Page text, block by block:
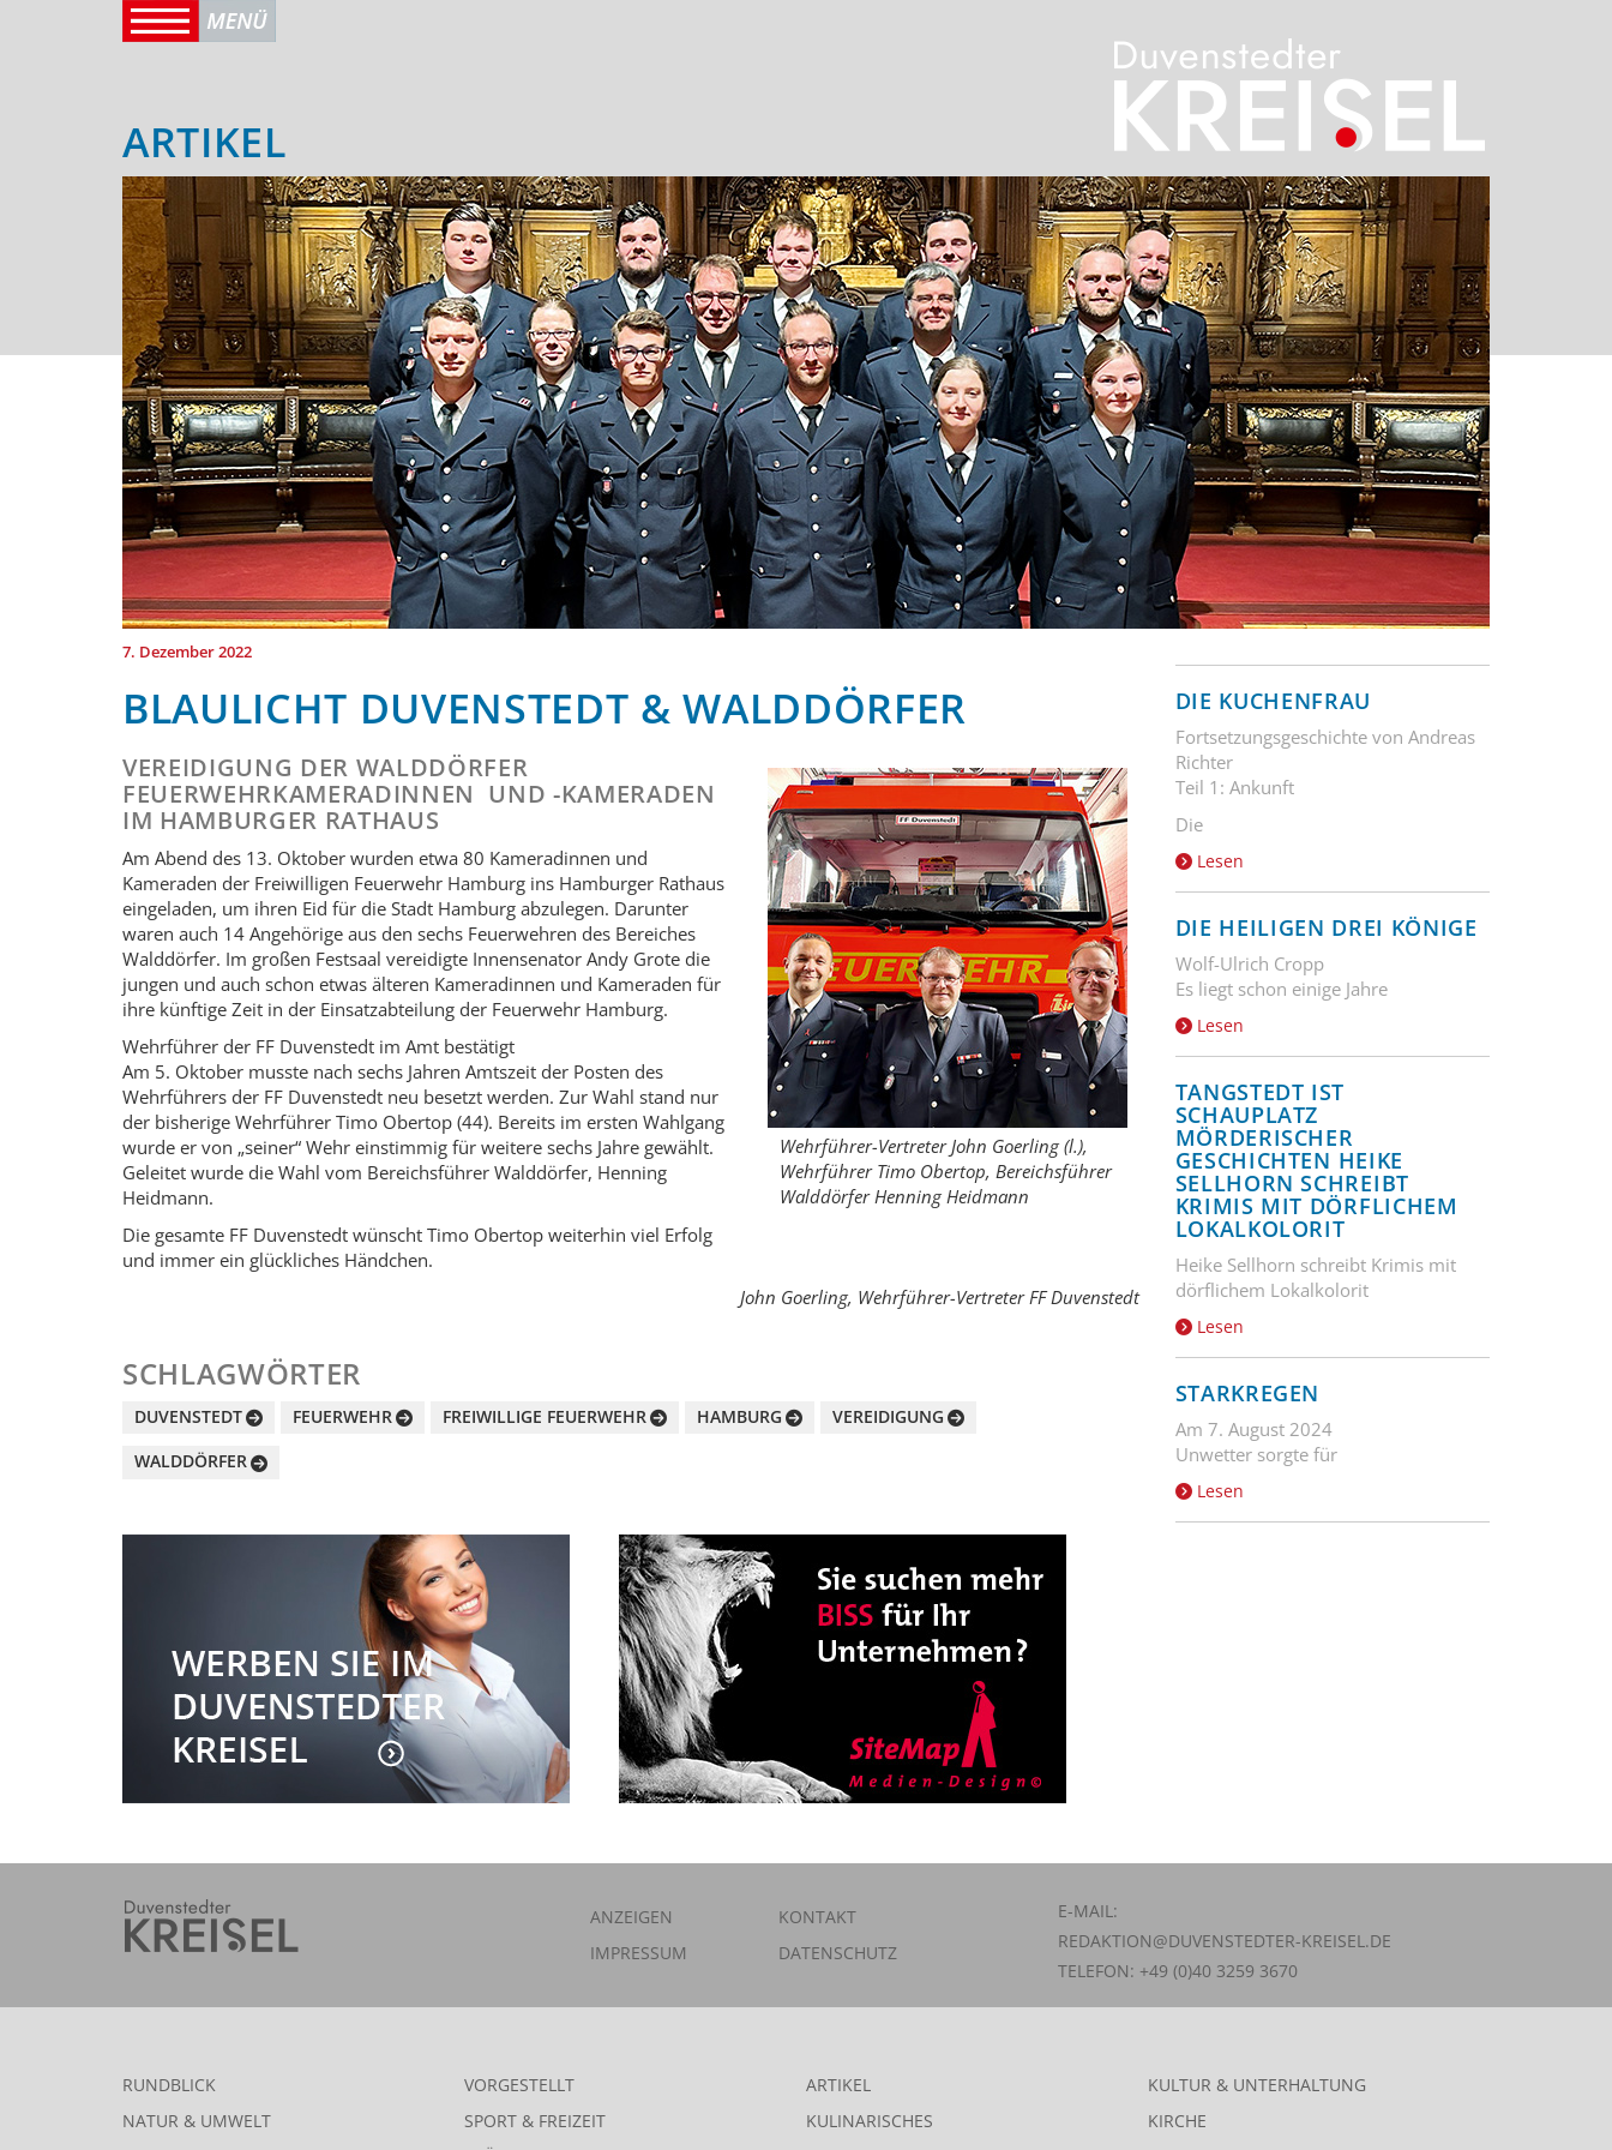
ARTIKEL
7. Dezember 2022
BLAULICHT DUVENSTEDT & WALDDÖRFER
Wehrführer-Vertreter John Goerling (l.),
Wehrführer Timo Obertop, Bereichsführer
Walddörfer Henning Heidmann
VEREIDIGUNG DER WALDDÖRFER
FEUERWEHRKAMERADINNEN UND -KAMERADEN
IM HAMBURGER RATHAUS
Am Abend des 13. Oktober wurden etwa 80 Kameradinnen und
Kameraden der Freiwilligen Feuerwehr Hamburg ins Hamburger Rathaus
eingeladen, um ihren Eid für die Stadt Hamburg abzulegen. Darunter
waren auch 14 Angehörige aus den sechs Feuerwehren des Bereiches
Walddörfer. Im großen Festsaal vereidigte Innensenator Andy Grote die
jungen und auch schon etwas älteren Kameradinnen und Kameraden für
ihre künftige Zeit in der Einsatzabteilung der Feuerwehr Hamburg.
Wehrführer der FF Duvenstedt im Amt bestätigt
Am 5. Oktober musste nach sechs Jahren Amtszeit der Posten des
Wehrführers der FF Duven­stedt neu besetzt werden. Zur Wahl stand nur
der bisherige Wehrführer Timo Obertop (44). Bereits im ersten Wahlgang
wurde er von „seiner“ Wehr einstimmig für weitere sechs Jahre gewählt.
Geleitet wurde die Wahl vom Bereichsführer Walddörfer, Henning
Heidmann.
Die gesamte FF Duvenstedt wünscht Timo Obertop weiterhin viel Erfolg
und immer ein glückliches Händchen.
John Goerling, Wehrführer-Vertreter FF Duvenstedt
SCHLAGWÖRTER
DUVENSTEDT FEUERWEHR FREIWILLIGE FEUERWEHR HAMBURG
VEREIDIGUNG
WALDDÖRFER
DIE KUCHENFRAU
Fortsetzungsgeschichte von Andreas
Richter
Teil 1: Ankunft
Die
Lesen
DIE HEILIGEN DREI KÖNIGE
Wolf-Ulrich Cropp
Es liegt schon einige Jahre
Lesen
TANGSTEDT IST
SCHAUPLATZ
MÖRDERISCHER
GESCHICHTEN HEIKE
SELLHORN SCHREIBT
KRIMIS MIT DÖRFLICHEM
LOKALKOLORIT
Heike Sellhorn schreibt Krimis mit
dörflichem Lokalkolorit
Lesen
STARKREGEN
Am 7. August 2024
Unwetter sorgte für
Lesen
ANZEIGEN
KONTAKT
IMPRESSUM
DATENSCHUTZ
E-MAIL:
REDAKTION@DUVENSTEDTER-KREISEL.DE
TELEFON: +49 (0)40 3259 3670
RUNDBLICK VORGESTELLT ARTIKEL
KULTUR & UNTERHALTUNG
NATUR & UMWELT
SPORT & FREIZEIT KULINARISCHES
KIRCHE